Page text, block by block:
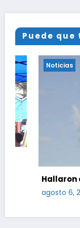
Puede que
Noticias
Hallaron el
agosto 6, 2026